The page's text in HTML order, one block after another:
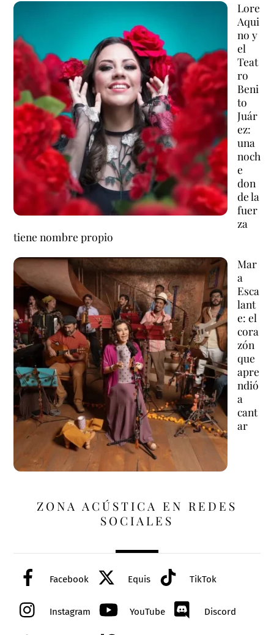
Lore
Aqui
no y
el
Teat
ro
Beni
to
Juár
ez:
una
noch
e
don
de la
fuer
za
tiene nombre propio
Mar
a
Esca
lant
e: el
cora
zón
que
apre
ndió
a
cant
ar
ZONA ACÚSTICA EN REDES
SOCIALES
Facebook Equis TikTok
Instagram YouTube Discord